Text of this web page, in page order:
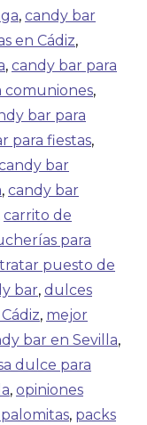
, candy bar
en Cádiz,
, candy bar para
comuniones,
bar para
para fiestas,
bar
, candy bar
carrito de
para
puesto de
bar, dulces
, mejor
bar en Sevilla,
dulce para
, opiniones
, packs